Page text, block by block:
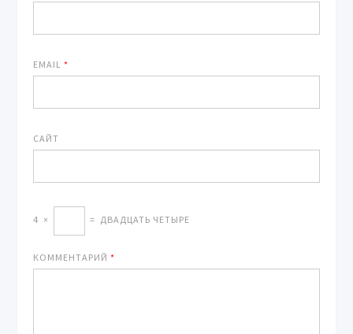
EMAIL*
САЙТ
4 × = ДВАДЦАТЬ ЧЕТЫРЕ
КОММЕНТАРИЙ*